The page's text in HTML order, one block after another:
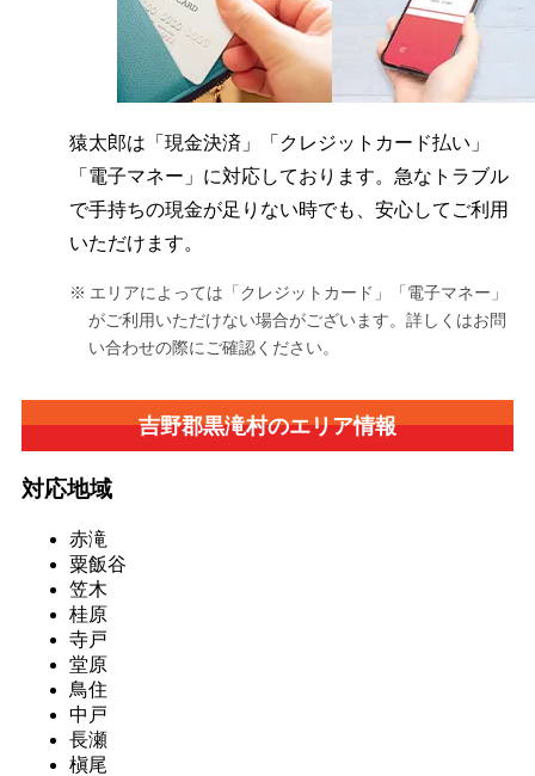
猿太郎は「現金決済」「クレジットカード払い」
「電子マネー」に対応しております。急なトラブル
で手持ちの現金が足りない時でも、安心してご利用
いただけます。
エリアによっては「クレジットカード」「電子マネー」
がご利用いただけない場合がございます。詳しくはお問
い合わせの際にご確認ください。
吉野郡黒滝村のエリア情報
対応地域
赤滝
粟飯谷
笠木
桂原
寺戸
堂原
鳥住
中戸
長瀬
槇尾